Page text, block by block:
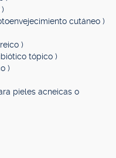
cutáneo )
)
tópico )
)
pieles acneicas o